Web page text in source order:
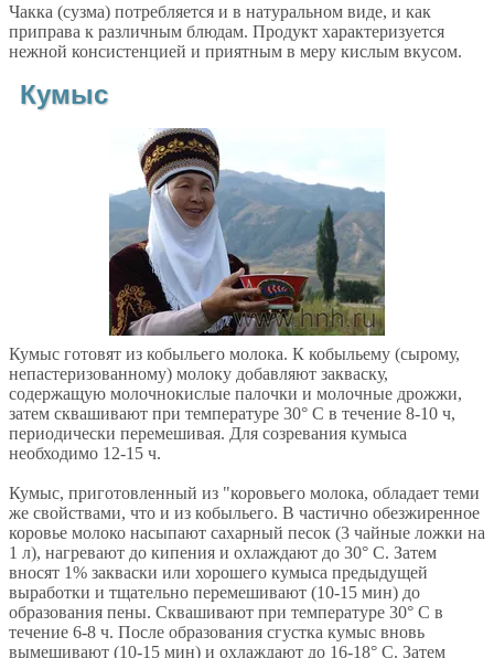
Чакка (сузма) потребляется и в натуральном виде, и как
приправа к различным блюдам. Продукт характеризуется
нежной консистенцией и приятным в меру кислым вкусом.
Кумыс
Кумыс готовят из кобыльего молока. К кобыльему (сырому,
непастеризованному) молоку добавляют закваску,
содержащую молочнокислые палочки и молочные дрожжи,
затем сквашивают при температуре 30° С в течение 8-10 ч,
периодически перемешивая. Для созревания кумыса
необходимо 12-15 ч.
Кумыс, приготовленный из "коровьего молока, обладает теми
же свойствами, что и из кобыльего. В частично обезжиренное
коровье молоко насыпают сахарный песок (3 чайные ложки на
1 л), нагревают до кипения и охлаждают до 30° С. Затем
вносят 1% закваски или хорошего кумыса предыдущей
выработки и тщательно перемешивают (10-15 мин) до
образования пены. Сквашивают при температуре 30° С в
течение 6-8 ч. После образования сгустка кумыс вновь
вымешивают (10-15 мин) и охлаждают до 16-18° С. Затем